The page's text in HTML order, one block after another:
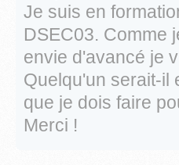
Je suis en
DSEC03. Comme
envie d'avancé je
Quelqu'un serait-il
que je dois faire
Merci !